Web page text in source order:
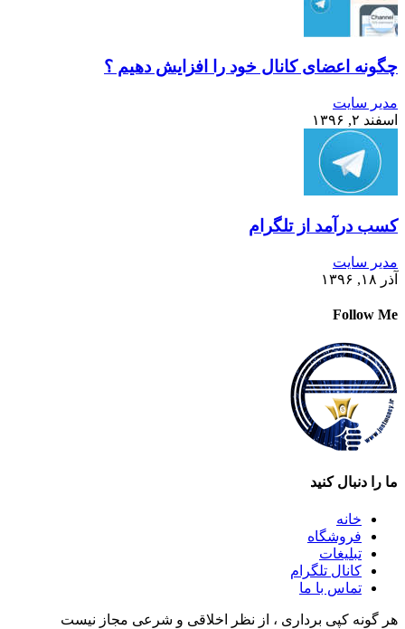
چگونه اعضای کانال خود را افزایش دهیم ؟
مدیر سایت
اسفند ۲, ۱۳۹۶
کسب درآمد از تلگرام
مدیر سایت
آذر ۱۸, ۱۳۹۶
Follow Me
ما را دنبال کنید
خانه
فروشگاه
تبلیغات
کانال تلگرام
تماس با ما
هر گونه کپی برداری ، از نظر اخلاقی و شرعی مجاز نیست